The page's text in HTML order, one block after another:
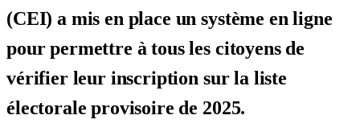
(CEI) a mis en place un système en ligne
pour permettre à tous les citoyens de
vérifier leur inscription sur la liste
électorale provisoire de 2025.